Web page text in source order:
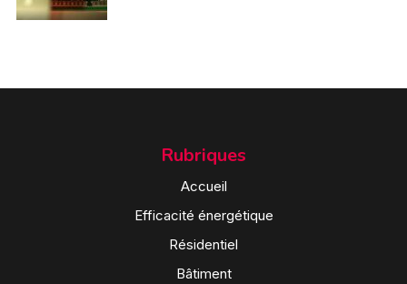
Rubriques
Accueil
Efficacité énergétique
Résidentiel
Bâtiment